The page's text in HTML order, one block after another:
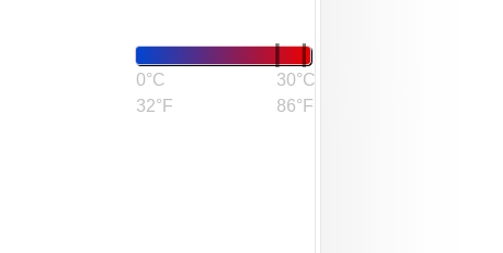
0°C
32°F
30°C
86°F